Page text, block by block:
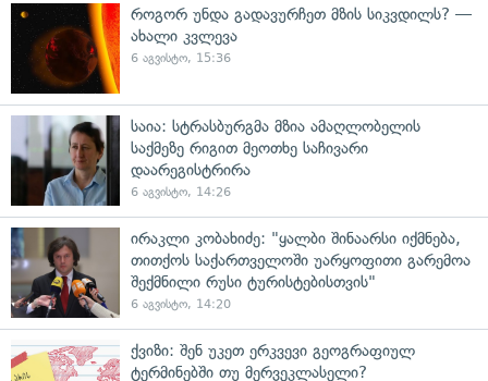
როგორ უნდა გადავურჩეთ მზის სიკვდილს? —
ახალი კვლევა
6 აგვისტო, 15:36
საია: სტრასბურგმა მზია ამაღლობელის
საქმეზე რიგით მეოთხე საჩივარი
დაარეგისტრირა
6 აგვისტო, 14:26
ირაკლი კობახიძე: "ყალბი შინაარსი იქმნება,
თითქოს საქართველოში უარყოფითი გარემოა
შექმნილი რუსი ტურისტებისთვის"
6 აგვისტო, 14:20
ქვიზი: შენ უკეთ ერკვევი გეოგრაფიულ
ტერმინებში თუ მერვეკლასელი?